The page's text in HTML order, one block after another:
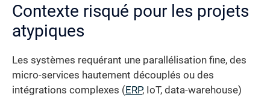
Contexte risqué pour les projets
atypiques
Les systèmes requérant une parallélisation fine, des
micro-services hautement découplés ou des
intégrations complexes (ERP, IoT, data-warehouse)